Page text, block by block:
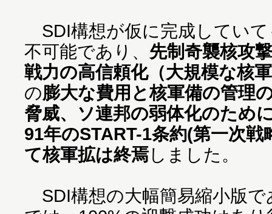
SDI構想が仮に完成してい
不可能であり、 先制奇襲核攻
戦力の高信頼化（大規模な核
の膨大な費用と核軍備の管理
脅威、ソ連邦の弱体化のため
91年のSTART-1条約(第一次
て核軍拡は終焉しました。
SDI構想の大幅簡易縮小版で